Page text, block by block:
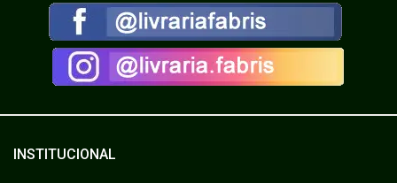
INSTITUCIONAL